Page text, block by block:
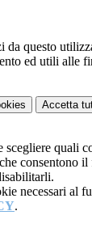
da questo
ed utili alle
Accetta
scegliere quali
consentono
necessari al
.